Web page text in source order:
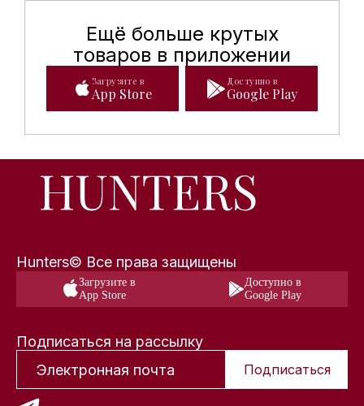
Ещё больше крутых
товаров в приложении
Мобильное приложение
Загрузите в
App Store
Доступно в
Google Play
Hunters© Все права защищены
Загрузите в
App Store
Доступно в
Google Play
Подписаться на рассылку
Подписаться